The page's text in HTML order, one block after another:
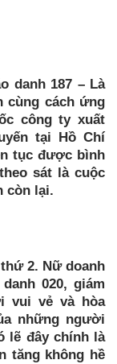
danh 187 – Là
cùng cách ứng
công ty xuất
tại Hồ Chí
tục được bình
sát là cuộc
còn lại.
2. Nữ doanh
020, giám
vui vẻ và hòa
những người
lẽ đây chính là
tăng không hề